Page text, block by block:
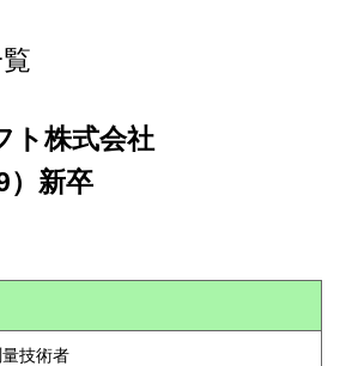
ト株式会社
）新卒
技術者